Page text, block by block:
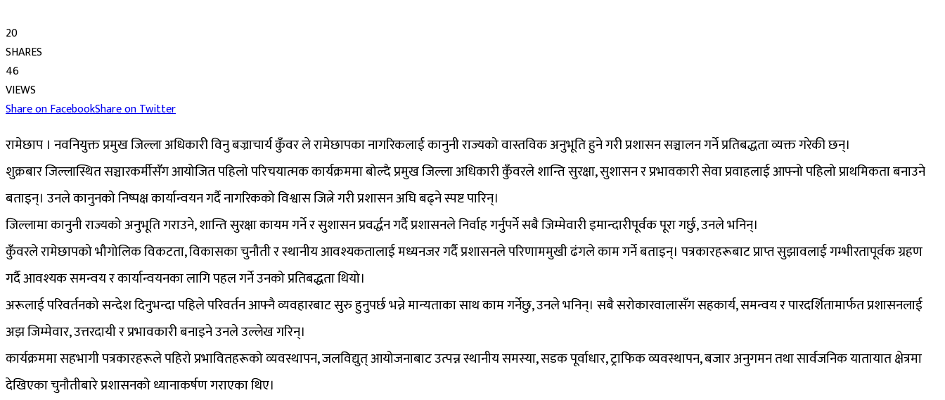
20
SHARES
46
VIEWS
Share on FacebookShare on Twitter
रामेछाप । नवनियुक्त प्रमुख जिल्ला अधिकारी विनु बज्राचार्य कुँवर ले रामेछापका नागरिकलाई कानुनी राज्यको वास्तविक अनुभूति हुने गरी प्रशासन सञ्चालन गर्ने प्रतिबद्धता व्यक्त गरेकी छन्।
शुक्रबार जिल्लास्थित सञ्चारकर्मीसँग आयोजित पहिलो परिचयात्मक कार्यक्रममा बोल्दै प्रमुख जिल्ला अधिकारी कुँवरले शान्ति सुरक्षा, सुशासन र प्रभावकारी सेवा प्रवाहलाई आफ्नो पहिलो प्राथमिकता बनाउने
बताइन्। उनले कानुनको निष्पक्ष कार्यान्वयन गर्दै नागरिकको विश्वास जित्ने गरी प्रशासन अघि बढ्ने स्पष्ट पारिन्।
जिल्लामा कानुनी राज्यको अनुभूति गराउने, शान्ति सुरक्षा कायम गर्ने र सुशासन प्रवर्द्धन गर्दै प्रशासनले निर्वाह गर्नुपर्ने सबै जिम्मेवारी इमान्दारीपूर्वक पूरा गर्छु, उनले भनिन्।
कुँवरले रामेछापको भौगोलिक विकटता, विकासका चुनौती र स्थानीय आवश्यकतालाई मध्यनजर गर्दै प्रशासनले परिणाममुखी ढंगले काम गर्ने बताइन्। पत्रकारहरूबाट प्राप्त सुझावलाई गम्भीरतापूर्वक ग्रहण
गर्दै आवश्यक समन्वय र कार्यान्वयनका लागि पहल गर्ने उनको प्रतिबद्धता थियो।
अरूलाई परिवर्तनको सन्देश दिनुभन्दा पहिले परिवर्तन आफ्नै व्यवहारबाट सुरु हुनुपर्छ भन्ने मान्यताका साथ काम गर्नेछु, उनले भनिन्। सबै सरोकारवालासँग सहकार्य, समन्वय र पारदर्शितामार्फत प्रशासनलाई
अझ जिम्मेवार, उत्तरदायी र प्रभावकारी बनाइने उनले उल्लेख गरिन्।
कार्यक्रममा सहभागी पत्रकारहरूले पहिरो प्रभावितहरूको व्यवस्थापन, जलविद्युत् आयोजनाबाट उत्पन्न स्थानीय समस्या, सडक पूर्वाधार, ट्राफिक व्यवस्थापन, बजार अनुगमन तथा सार्वजनिक यातायात क्षेत्रमा
देखिएका चुनौतीबारे प्रशासनको ध्यानाकर्षण गराएका थिए।